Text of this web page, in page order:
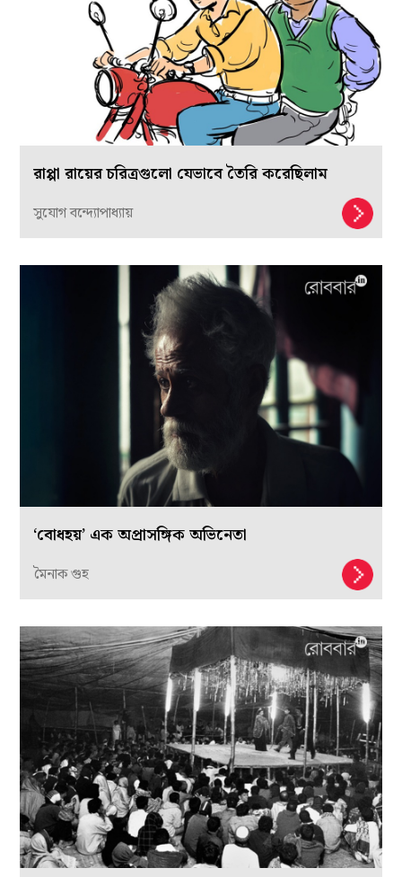
রাপ্পা রায়ের চরিত্রগুলো যেভাবে তৈরি করেছিলাম
সুযোগ বন্দ্যোপাধ্যায়
‘বোধহয়’ এক অপ্রাসঙ্গিক অভিনেতা
মৈনাক গুহ